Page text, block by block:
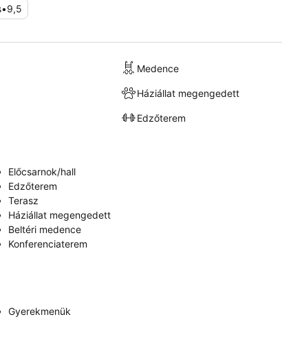
•9,5
Medence
Háziállat megengedett
Edzőterem
Előcsarnok/hall
Edzőterem
Terasz
Háziállat megengedett
Beltéri medence
Konferenciaterem
Gyerekmenük